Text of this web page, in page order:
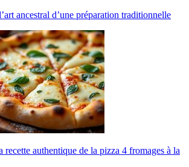
ancestral d’une préparation traditionnelle
authentique de la pizza 4 fromages à la